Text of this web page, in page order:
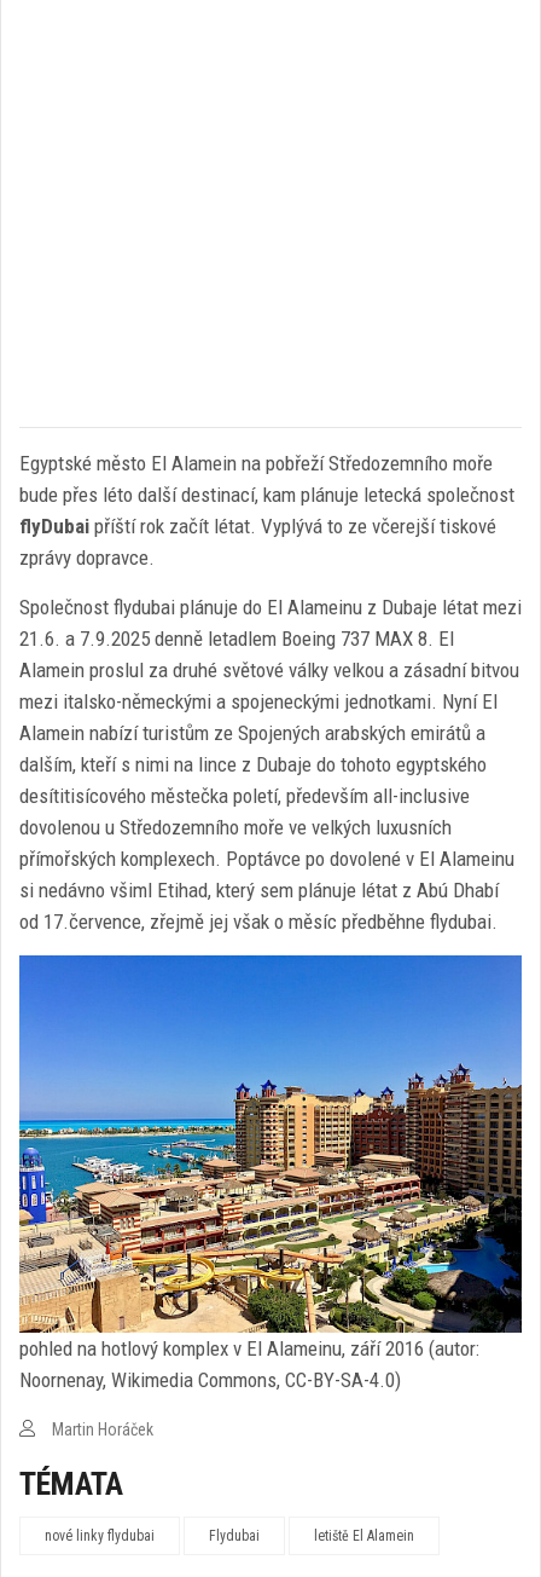
Egyptské město El Alamein na pobřeží Středozemního moře
bude přes léto další destinací, kam plánuje letecká společnost
flyDubai příští rok začít létat. Vyplývá to ze včerejší tiskové
zprávy dopravce.
Společnost flydubai plánuje do El Alameinu z Dubaje létat mezi
21.6. a 7.9.2025 denně letadlem Boeing 737 MAX 8. El
Alamein proslul za druhé světové války velkou a zásadní bitvou
mezi italsko-německými a spojeneckými jednotkami. Nyní El
Alamein nabízí turistům ze Spojených arabských emirátů a
dalším, kteří s nimi na lince z Dubaje do tohoto egyptského
desítitisícového městečka poletí, především all-inclusive
dovolenou u Středozemního moře ve velkých luxusních
přímořských komplexech. Poptávce po dovolené v El Alameinu
si nedávno všiml Etihad, který sem plánuje létat z Abú Dhabí
od 17.července, zřejmě jej však o měsíc předběhne flydubai.
pohled na hotlový komplex v El Alameinu, září 2016 (autor:
Noornenay, Wikimedia Commons, CC-BY-SA-4.0)
Martin Horáček
TÉMATA
nové linky flydubai Flydubai letiště El Alamein